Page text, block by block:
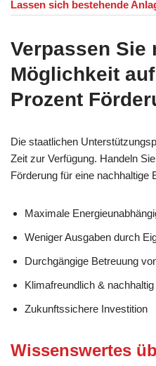
Lassen sich bestehende
Verpassen Sie
Möglichkeit
Prozent
Die staatlichen
Zeit zur Verfügung. Handeln
Förderung für eine nachhaltige
Maximale
Weniger Ausgaben durch
Durchgängige Betreuung
Klimafreundlich & nachhaltig
Zukunftssichere Investition
Wissenswertes